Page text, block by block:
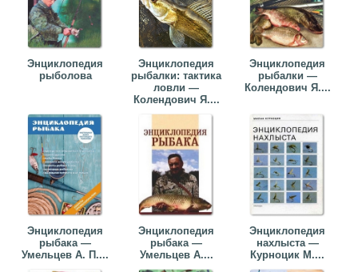
Энциклопедия
рыболова
Энциклопедия
рыбалки: тактика
ловли —
Колендович Я....
Энциклопедия
рыбалки —
Колендович Я....
Энциклопедия
рыбака —
Умельцев А. П....
Энциклопедия
рыбака —
Умельцев А....
Энциклопедия
нахлыста —
Курноцик М....